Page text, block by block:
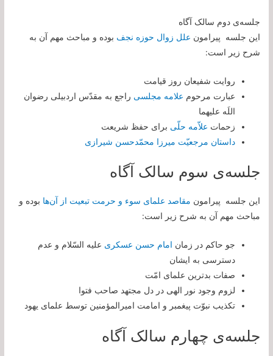
جلسه‌ی دوم سالک آگاه
این جلسه پیرامون علل زوال حوزه نجف بوده و مباحث مهم آن به
شرح زیر است:
روایت شفیعان روز قیامت
عبارت مرحوم علامه مجلسی راجع به مقدّس اردبیلی رضوان
اللَه علیهما
زحمات علاّمه حلّی برای حفظ شریعت
داستان مرجعیّت میرزا محمّدحسن شیرازی
جلسه‌ی سوم سالک آگاه
این جلسه پیرامون مقاصد علمای سوء و حرمت تبعیت از آن‌ها بوده و
مباحث مهم آن به شرح زیر است:
جو حاکم در زمان امام حسن عسکری علیه السّلام و عدم
دسترسی به ایشان
صفات بدترین علمای امّت
لزوم وجود نور الهی در دل مجتهد صاحب فتوا
تکذیب نبوّت پیغمبر و امامت امیرالمؤمنین توسط علمای یهود
جلسه‌ی چهارم سالک آگاه